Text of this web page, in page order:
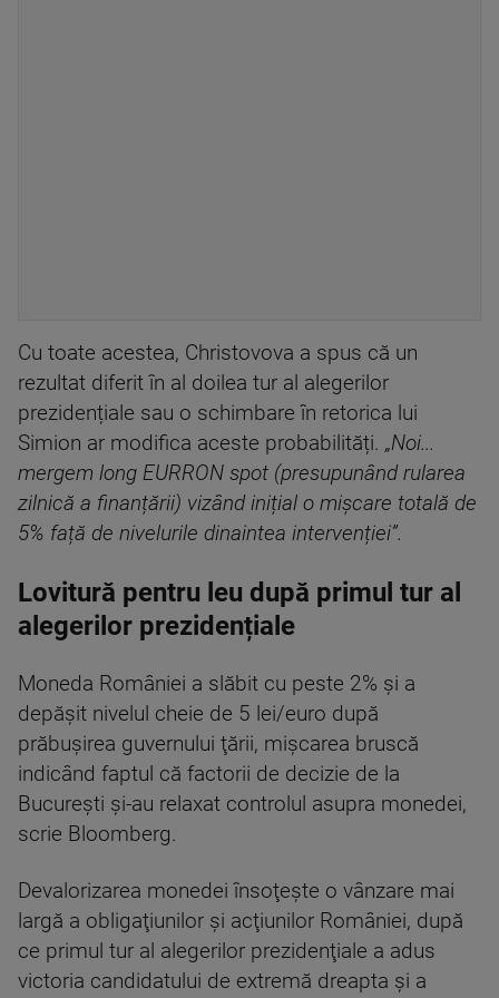
Cu toate acestea, Christovova a spus că un
rezultat diferit în al doilea tur al alegerilor
prezidențiale sau o schimbare în retorica lui
Simion ar modifica aceste probabilități. „Noi...
mergem long EURRON spot (presupunând rularea
zilnică a finanțării) vizând inițial o mișcare totală de
5% față de nivelurile dinaintea intervenției”.
Lovitură pentru leu după primul tur al
alegerilor prezidențiale
Moneda României a slăbit cu peste 2% şi a
depăşit nivelul cheie de 5 lei/euro după
prăbuşirea guvernului ţării, mişcarea bruscă
indicând faptul că factorii de decizie de la
Bucureşti şi-au relaxat controlul asupra monedei,
scrie Bloomberg.
Devalorizarea monedei însoţeşte o vânzare mai
largă a obligaţiunilor şi acţiunilor României, după
ce primul tur al alegerilor prezidenţiale a adus
victoria candidatului de extremă dreapta şi a